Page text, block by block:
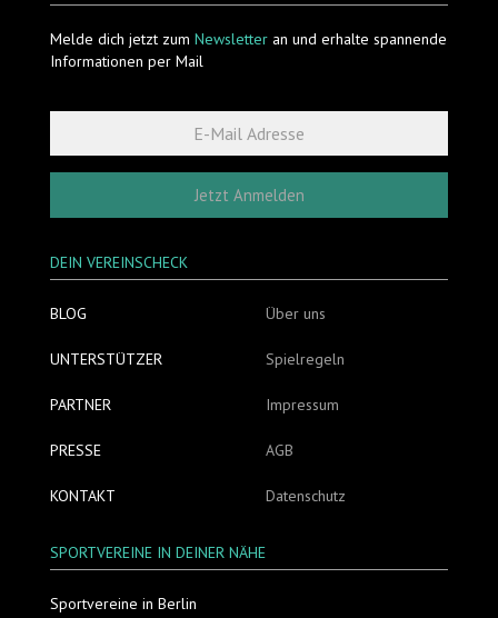
Melde dich jetzt zum Newsletter an und erhalte spannende
Informationen per Mail
Jetzt Anmelden
DEIN VEREINSCHECK
BLOG
UNTERSTÜTZER
PARTNER
PRESSE
KONTAKT
Über uns
Spielregeln
Impressum
AGB
Datenschutz
SPORTVEREINE IN DEINER NÄHE
Sportvereine in Berlin